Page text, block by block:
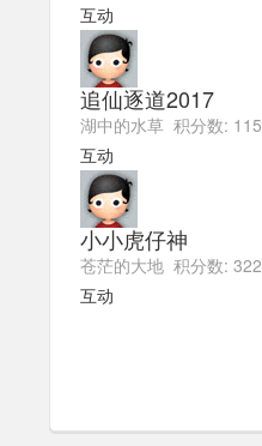
互动
追仙逐道2017
湖中的水草 积分数: 115
互动
小小虎仔神
苍茫的大地 积分数: 322
互动